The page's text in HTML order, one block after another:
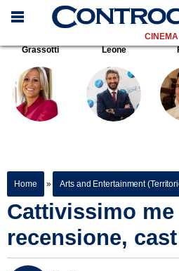
Grassotti
Leone
Home » Arts and Entertainment
Cattivissimo me
recensione,